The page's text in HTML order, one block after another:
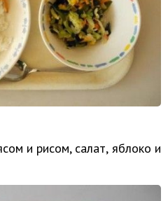
и рисом, салат, яблоко и